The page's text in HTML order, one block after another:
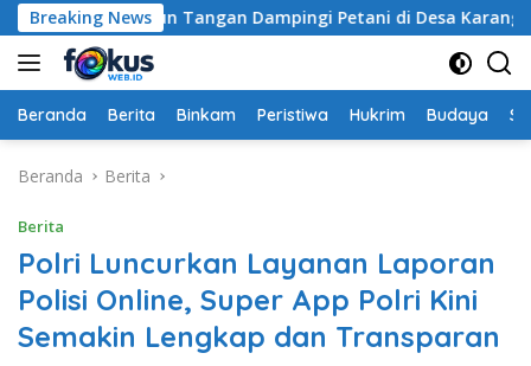
Langsung
ke
konten
Breaking News
Turun Tangan Dampingi Petani di Desa Karang Bongkot
Beranda Berita Binkam Peristiwa Hukrim Budaya
Beranda Berita
Berita
Polri Luncurkan Layanan Laporan
Polisi Online, Super App Polri Kini
Semakin Lengkap dan Transparan